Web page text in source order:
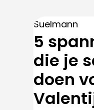
Suelmann
5
die je
doen